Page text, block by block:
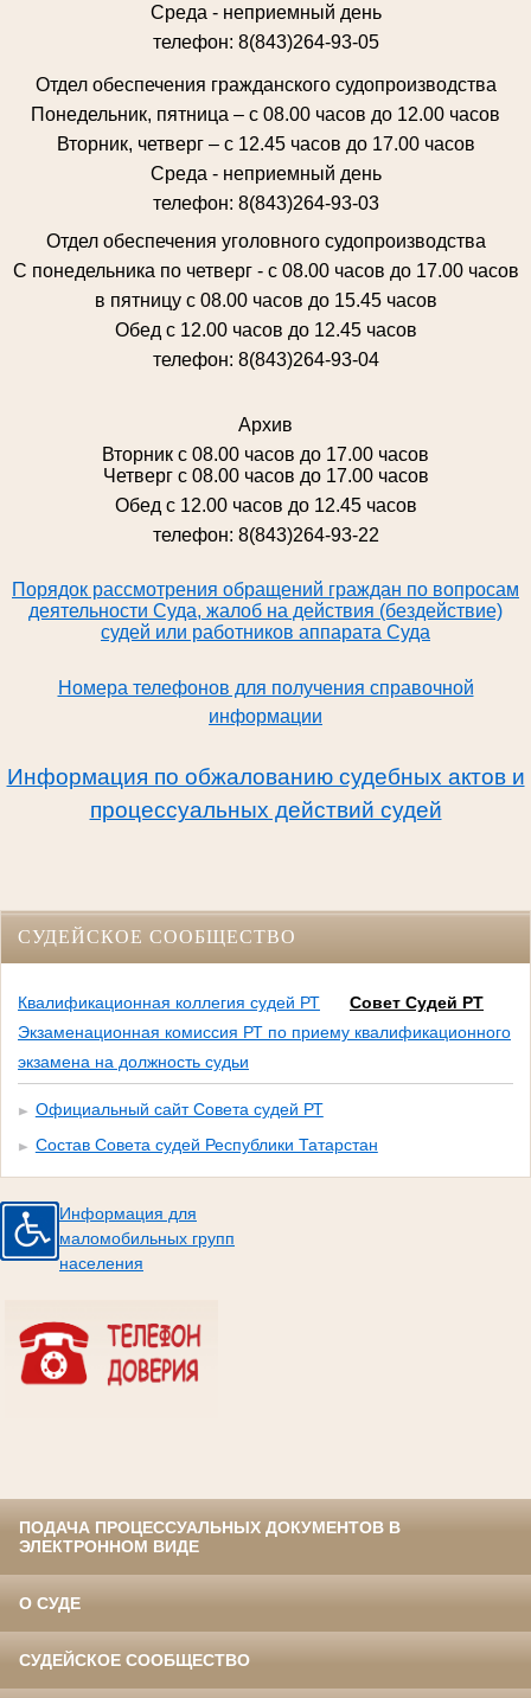
Среда - неприемный день
телефон: 8(843)264-93-05
Отдел обеспечения гражданского судопроизводства
Понедельник, пятница – с 08.00 часов до 12.00 часов
Вторник, четверг – с 12.45 часов до 17.00 часов
Среда - неприемный день
телефон: 8(843)264-93-03
Отдел обеспечения уголовного судопроизводства
С понедельника по четверг - с 08.00 часов до 17.00 часов
в пятницу с 08.00 часов до 15.45 часов
Обед с 12.00 часов до 12.45 часов
телефон: 8(843)264-93-04
Архив
Вторник с 08.00 часов до 17.00 часов
Четверг с 08.00 часов до 17.00 часов
Обед с 12.00 часов до 12.45 часов
телефон: 8(843)264-93-22
Порядок рассмотрения обращений граждан по вопросам
деятельности Суда, жалоб на действия (бездействие)
судей или работников аппарата Суда
Номера телефонов для получения справочной
информации
Информация по обжалованию судебных актов и
процессуальных действий судей
СУДЕЙСКОЕ СООБЩЕСТВО
Квалификационная коллегия судей РТ
Совет Судей РТ
Экзаменационная комиссия РТ по приему квалификационного
экзамена на должность судьи
Официальный сайт Совета судей РТ
Состав Совета судей Республики Татарстан
Информация для
маломобильных групп
населения
ПОДАЧА ПРОЦЕССУАЛЬНЫХ ДОКУМЕНТОВ В
ЭЛЕКТРОННОМ ВИДЕ
О СУДЕ
СУДЕЙСКОЕ СООБЩЕСТВО